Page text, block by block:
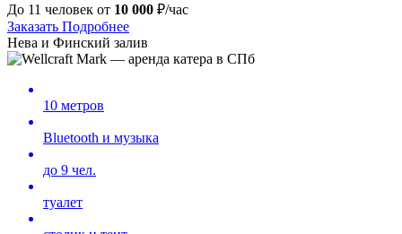
До 11 человек от 10 000 ₽/час
Заказать Подробнее
Нева и Финский залив
10 метров
Bluetooth и музыка
до 9 чел.
туалет